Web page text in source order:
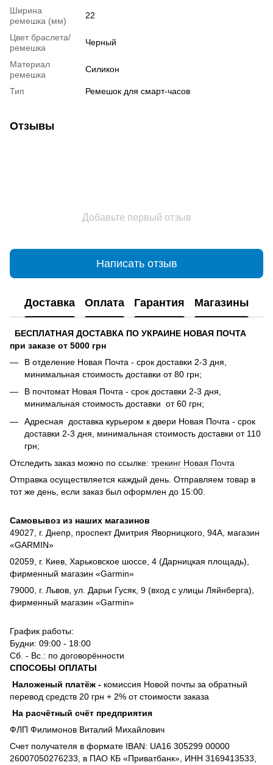
Ширина
ремешка (мм)
22
Цвет браслета/
ремешка
Черный
Материал
ремешка
Силикон
Тип Ремешок для смарт-часов
Отзывы
Добавьте первый отзыв
Написать отзыв
Доставка Оплата Гарантия Магазины
БЕСПЛАТНАЯ ДОСТАВКА ПО УКРАИНЕ НОВАЯ ПОЧТА
при заказе от 5000 грн
В отделение Новая Почта - срок доставки 2-3 дня,
минимальная стоимость доставки от 80 грн;
В почтомат Новая Почта - срок доставки 2-3 дня,
минимальная стоимость доставки от 60 грн;
Адресная доставка курьером к двери Новая Почта - срок
доставки 2-3 дня, минимальная стоимость доставки от 110
грн;
Отследить заказ можно по ссылке: трекинг Новая Почта
Отправка осуществляется каждый день. Отправляем товар в
тот же день, если заказ был оформлен до 15:00.
Самовывоз из наших магазинов
49027, г. Днепр, проспект Дмитрия Яворницкого, 94А, магазин
«GARMIN»
02059, г. Киев, Харьковское шоссе, 4 (Дарницкая площадь),
фирменный магазин «Garmin»
79000, г. Львов, ул. Дарьи Гусяк, 9 (вход с улицы Ляйнберга),
фирменный магазин «Garmin»
График работы:
Будни: 09:00 - 18:00
Сб. - Вс.: по договорённости
СПОСОБЫ ОПЛАТЫ
Наложеный платёж - комиссия Новой почты за обратный
перевод средств 20 грн + 2% от стоимости заказа
На расчётный счёт предприятия
ФЛП Филимонов Виталий Михайлович
Счет получателя в формате IBAN: UA16 305299 00000
26007050276233, в ПАО КБ «Приватбанк», ИНН 3169413533,